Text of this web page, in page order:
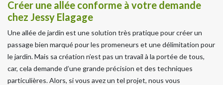
Créer une allée conforme à votre demande
chez Jessy Elagage
Une allée de jardin est une solution très pratique pour créer un
passage bien marqué pour les promeneurs et une délimitation pour
le jardin. Mais sa création n’est pas un travail à la portée de tous,
car, cela demande d’une grande précision et des techniques
particulières. Alors, si vous avez un tel projet, nous vous